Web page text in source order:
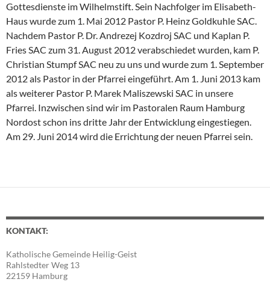
Gottesdienste im Wilhelmstift. Sein Nachfolger im Elisabeth-
Haus wurde zum 1. Mai 2012 Pastor P. Heinz Goldkuhle SAC.
Nachdem Pastor P. Dr. Andrezej Kozdroj SAC und Kaplan P.
Fries SAC zum 31. August 2012 verabschiedet wurden, kam P.
Christian Stumpf SAC neu zu uns und wurde zum 1. September
2012 als Pastor in der Pfarrei eingeführt. Am 1. Juni 2013 kam
als weiterer Pastor P. Marek Maliszewski SAC in unsere
Pfarrei. Inzwischen sind wir im Pastoralen Raum Hamburg
Nordost schon ins dritte Jahr der Entwicklung eingestiegen.
Am 29. Juni 2014 wird die Errichtung der neuen Pfarrei sein.
KONTAKT:
Katholische Gemeinde Heilig-Geist
Rahlstedter Weg 13
22159 Hamburg